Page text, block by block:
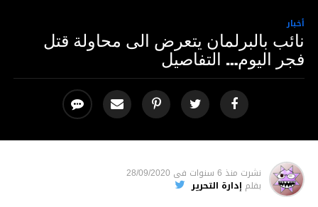
أخبار
نائب بالبرلمان يتعرض الى محاولة قتل
فجر اليوم… التفاصيل
نشرت منذ 6 سنوات فى 28/09/2020
بقلم إدارة التحرير